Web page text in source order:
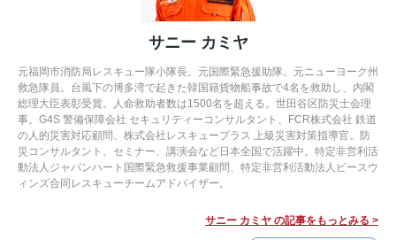
サニー カミヤ
元福岡市消防局レスキュー隊小隊長。元国際緊急援助隊。元ニューヨーク州
救急隊員。台風下の博多湾で起きた韓国籍貨物船事故で4名を救助し、内閣
総理大臣表彰受賞。人命救助者数は1500名を超える。世田谷区防災士会理
事。G4S 警備保障会社 セキュリティーコンサルタント、FCR株式会社 鉄道
の人的災害対応顧問、株式会社レスキュープラス 上級災害対策指導官。防
災コンサルタント、セミナー、講演会など日本全国で活躍中。特定非営利活
動法人ジャパンハート国際緊急救援事業顧問、特定非営利活動法人ピースウ
ィンズ合同レスキューチームアドバイザー。
サニー カミヤ の記事をもっとみる >